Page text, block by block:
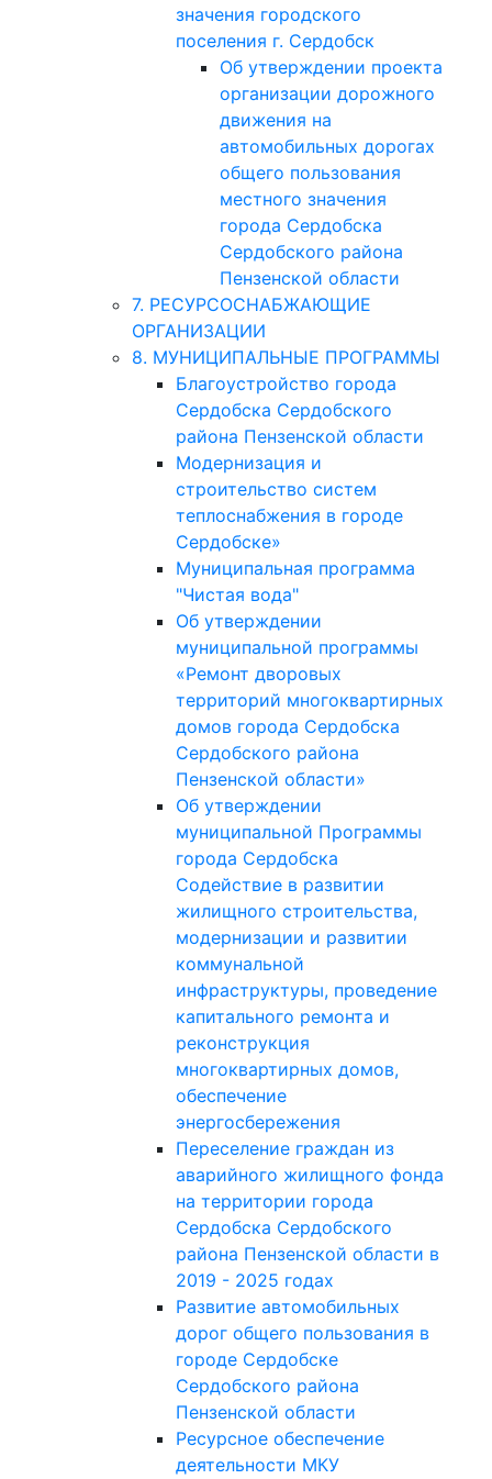
значения городского
поселения г. Сердобск
Об утверждении проекта
организации дорожного
движения на
автомобильных дорогах
общего пользования
местного значения
города Сердобска
Сердобского района
Пензенской области
7. РЕСУРСОСНАБЖАЮЩИЕ
ОРГАНИЗАЦИИ
8. МУНИЦИПАЛЬНЫЕ ПРОГРАММЫ
Благоустройство города
Сердобска Сердобского
района Пензенской области
Модернизация и
строительство систем
теплоснабжения в городе
Сердобске»
Муниципальная программа
"Чистая вода"
Об утверждении
муниципальной программы
«Ремонт дворовых
территорий многоквартирных
домов города Сердобска
Сердобского района
Пензенской области»
Об утверждении
муниципальной Программы
города Сердобска
Содействие в развитии
жилищного строительства,
модернизации и развитии
коммунальной
инфраструктуры, проведение
капитального ремонта и
реконструкция
многоквартирных домов,
обеспечение
энергосбережения
Переселение граждан из
аварийного жилищного фонда
на территории города
Сердобска Сердобского
района Пензенской области в
2019 - 2025 годах
Развитие автомобильных
дорог общего пользования в
городе Сердобске
Сердобского района
Пензенской области
Ресурсное обеспечение
деятельности МКУ